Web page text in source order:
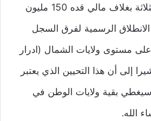
مستوى ولايات نواكشوط الثلاثة بغلاف مالي قده 150 مليون
الرسمية لفرق السجل
على مستوى ولايات الشمال (ادرار
إلى أن هذا التحيين الذي يعتبر
بقية ولايات الوطن في
الله.